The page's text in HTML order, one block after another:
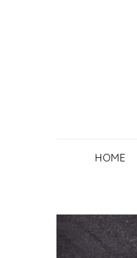
HOME